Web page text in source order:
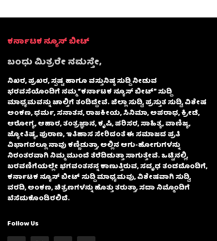
ಕರ್ನಾಟಕ ನ್ಯೂಸ್ ಬೀಟ್
ಬಂಧು ಮಿತ್ರರೇ ನಮಸ್ತೇ,
ನಿಖರ, ಪ್ರಖರ, ಸ್ಪಷ್ಟ ಹಾಗೂ ವಸ್ತುನಿಷ್ಠ ಸುದ್ದಿ ನೀಡುವ
ಭರವಸೆಯೊಂದಿಗೆ ನಮ್ಮ “ಕರ್ನಾಟಕ ನ್ಯೂಸ್ ಬೀಟ್” ಸುದ್ದಿ
ಮಾಧ್ಯಮವನ್ನು ಚಾಲ್ತಿಗೆ ತಂದಿದ್ದೇವೆ. ಜಿಲ್ಲಾ ಸುದ್ದಿ, ಪ್ರಸ್ತುತ ಸುದ್ದಿ, ವಿಶೇಷ
ಅಂಕಣ, ಧರ್ಮ, ಸನಾತನ, ರಾಜಕೀಯ, ಸಿನಿಮಾ, ಅಪರಾಧ, ಕ್ರೀಡೆ,
ಆರೋಗ್ಯ, ಆಹಾರ, ತಂತ್ರಜ್ಞಾನ, ಕೃಷಿ, ಪರಿಸರ, ಸಾಹಿತ್ಯ, ವಾಣಿಜ್ಯ,
ಜ್ಯೋತಿಷ್ಯ, ಪುರಾಣ, ಇತಿಹಾಸ ಸೇರಿದಂತೆ ಈ ಸಮಾಜದ ಪ್ರತಿ
ವಿಭಾಗದಲ್ಲೂ ನಾವು ಕಣ್ಣಿಡುತ್ತಾ, ಅಲ್ಲಿನ ಆಗು-ಹೋಗುಗಳನ್ನು
ನಿರಂತರವಾಗಿ ನಿಮ್ಮ ಮುಂದೆ ತೆರೆದಿಡುತ್ತಾ ಸಾಗುತ್ತೇವೆ. ಒಟ್ಟಿನಲ್ಲಿ,
ಬರವಣಿಗೆಯಲ್ಲೇ ಭಗವಂತನನ್ನ ಕಾಣುತ್ತಿರುವ, ಸದೃಢ ತಂಡದೊಂದಿಗೆ,
ಕರ್ನಾಟಕ ನ್ಯೂಸ್ ಬೀಟ್ ಸುದ್ದಿ ಮಾಧ್ಯಮವು, ವಿಶೇಷವಾಗಿ ಸುದ್ದಿ,
ವರದಿ, ಅಂಕಣ, ಚಿತ್ರಣಗಳನ್ನು ಹೊತ್ತು ತರುತ್ತಾ, ಸದಾ ನಿಮ್ಮೊಂದಿಗೆ
ಬೆಸೆದುಕೊಂಡಿರಲಿದೆ.
Follow Us